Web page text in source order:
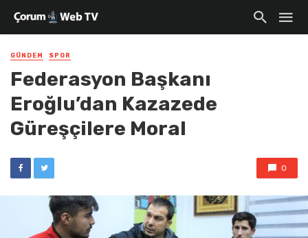
GÜNDEM SPOR
Federasyon Başkanı
Eroğlu’dan Kazazede
Güreşçilere Moral
0